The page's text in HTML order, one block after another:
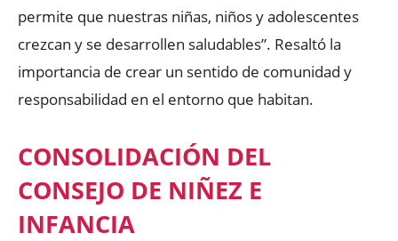
permite que nuestras niñas, niños y adolescentes
crezcan y se desarrollen saludables”. Resaltó la
importancia de crear un sentido de comunidad y
responsabilidad en el entorno que habitan.
CONSOLIDACIÓN DEL
CONSEJO DE NIÑEZ E
INFANCIA